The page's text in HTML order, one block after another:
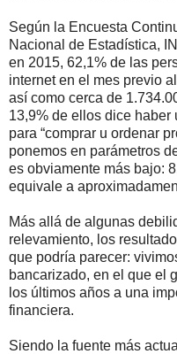
Según la Encuesta
Nacional de Estadística,
en 2015, 62,1% de las
internet en el mes previo
así como cerca de
13,9% de ellos dice
para “comprar u ordenar
ponemos en parámetros
es obviamente más bajo:
equivale a
Más allá de algunas
relevamiento, los
que podría parecer:
bancarizado, en el que el
los últimos años a una
financiera.
Siendo la fuente más